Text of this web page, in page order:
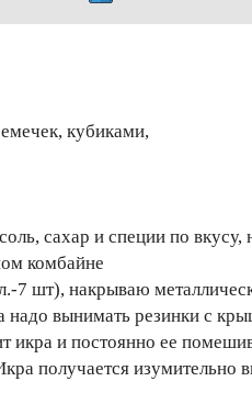
кубиками,
сахар и специи по вкусу,
комбайне
7 шт), накрываю
надо вынимать резинки с
икра и постоянно ее
получается изумительно